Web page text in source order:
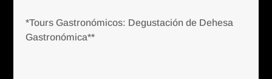
*Tours Gastronómicos: Degustación de Dehesa
Gastronómica**